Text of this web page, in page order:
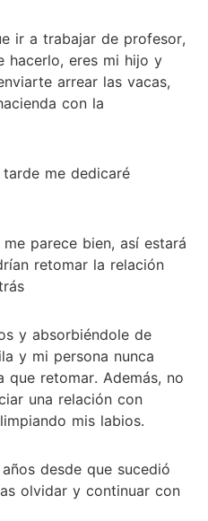
ir a trabajar de profesor,
hacerlo, eres mi hijo y
arrear las vacas,
con la
me dedicaré
parece bien, así estará
retomar la relación
y absorbiéndole de
y mi persona nunca
que retomar. Además, no
una relación con
mis labios.
desde que sucedió
olvidar y continuar con